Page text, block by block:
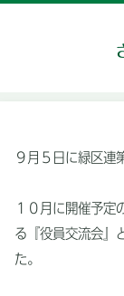
９月５日に緑区連
１０月に開催予定
る『役員交流会』
た。